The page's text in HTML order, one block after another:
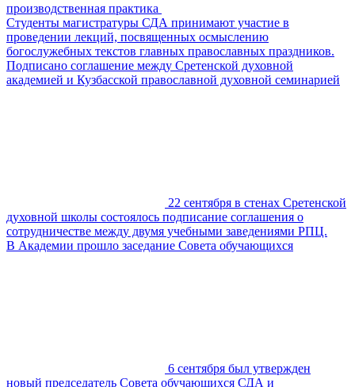
производственная практика
Студенты магистратуры СДА принимают участие в
проведении лекций, посвященных осмыслению
богослужебных текстов главных православных праздников.
Подписано соглашение между Сретенской духовной
академией и Кузбасской православной духовной семинарией
22 сентября в стенах Сретенской
духовной школы состоялось подписание соглашения о
сотрудничестве между двумя учебными заведениями РПЦ.
В Академии прошло заседание Совета обучающихся
6 сентября был утвержден
новый председатель Совета обучающихся СДА и